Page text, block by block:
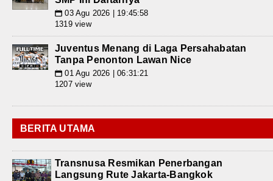
📅 03 Agu 2026 | 19:45:58
1319 view
Juventus Menang di Laga Persahabatan
Tanpa Penonton Lawan Nice
📅 01 Agu 2026 | 06:31:21
1207 view
BERITA UTAMA
Transnusa Resmikan Penerbangan
Langsung Rute Jakarta-Bangkok